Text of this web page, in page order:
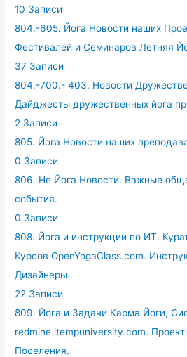
10 Записи
804.-605. Йога Новости наших
Фестивалей и Семинаров Летняя
37 Записи
804.-700.- 403. Новости
Дайджесты дружественных йога
2 Записи
805. Йога Новости наших
0 Записи
806. Не Йога Новости. Важные
события.
0 Записи
808. Йога и инструкции по ИТ.
Курсов OpenYogaClass.com.
Дизайнеры.
22 Записи
809. Йога и Задачи Карма Йоги,
redmine.itempuniversity.com.
Поселения.